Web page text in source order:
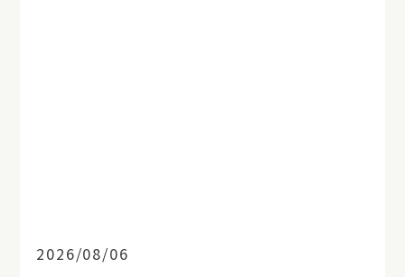
2026/08/06